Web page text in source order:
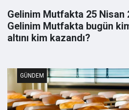
Gelinim Mutfakta 25 Nisan
Gelinim Mutfakta bugün
altını kim kazandı?
GÜNDEM